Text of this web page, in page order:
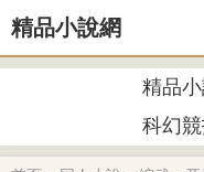
精品小說網
精品
科幻